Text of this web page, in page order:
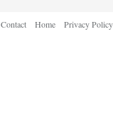
Contact Home Privacy Policy